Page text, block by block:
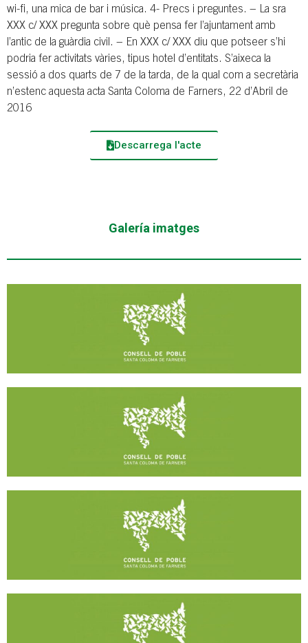
wi-fi, una mica de bar i música. 4- Precs i preguntes. − La sra
XXX c/ XXX pregunta sobre què pensa fer l’ajuntament amb
l’antic de la guàrdia civil. − En XXX c/ XXX diu que potseer s’hi
podria fer activitats vàries, tipus hotel d’entitats. S’aixeca la
sessió a dos quarts de 7 de la tarda, de la qual com a secretària
n’estenc aquesta acta Santa Coloma de Farners, 22 d’Abril de
2016
Descarrega l'acte
Galería imatges